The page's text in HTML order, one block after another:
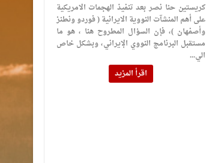
كريستين حنا نصر بعد تنفيذ الهجمات الامريكية
على أهم المنشآت النووية الايرانية ( فوردو ونطنز
وأصفهان )، فإن السؤال المطروح هنا ، هو ما
مستقبل البرنامج النووي الإيراني، وبشكل خاص
الي...
اقرأ المزيد